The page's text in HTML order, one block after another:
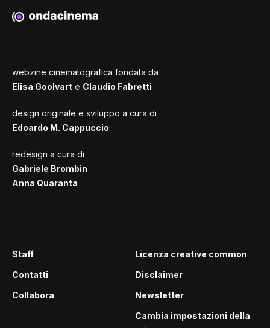
webzine cinematografica fondata da
Elisa Goolvart e Claudio Fabretti
design originale e sviluppo a cura di
Edoardo M. Cappuccio
redesign a cura di
Gabriele Brombin
Anna Quaranta
Staff
Contatti
Collabora
Licenza creative common
Disclaimer
Newsletter
Cambia impostazioni della